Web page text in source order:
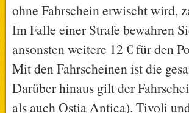
ohne Fahrschein erwischt wird,
Im Falle einer Strafe bewahren
ansonsten weitere 12 € für den
Mit den Fahrscheinen ist die
Darüber hinaus gilt der
als auch Ostia Antica). Tivoli